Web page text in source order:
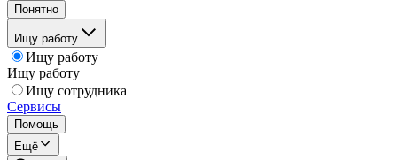
Понятно
Ищу работу
Ищу работу
Ищу работу
Ищу сотрудника
Сервисы
Помощь
Ещё